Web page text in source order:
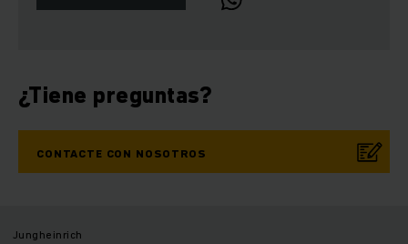
¿Tiene preguntas?
CONTACTE CON NOSOTROS
Jungheinrich